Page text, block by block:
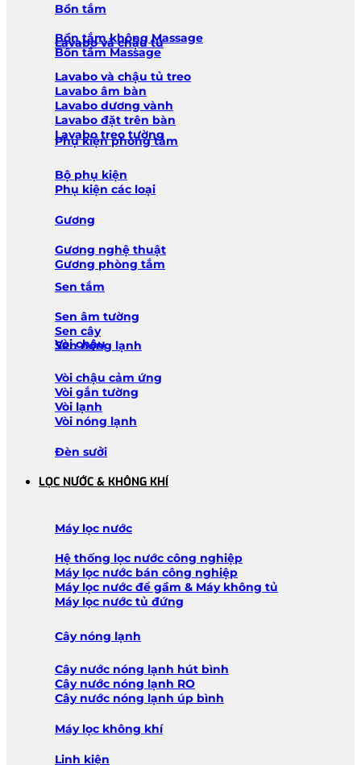
Bồn tắm
Bồn tắm không Massage
Bồn tắm Massage
Lavabo và chậu tủ
Lavabo và chậu tủ treo
Lavabo âm bàn
Lavabo dương vành
Lavabo đặt trên bàn
Lavabo treo tường
Phụ kiện phòng tắm
Bộ phụ kiện
Phụ kiện các loại
Gương
Gương nghệ thuật
Gương phòng tắm
Sen tắm
Sen âm tường
Sen cây
Sen nóng lạnh
Vòi chậu
Vòi chậu cảm ứng
Vòi gắn tường
Vòi lạnh
Vòi nóng lạnh
Đèn sưởi
LỌC NƯỚC & KHÔNG KHÍ
Máy lọc nước
Hệ thống lọc nước công nghiệp
Máy lọc nước bán công nghiệp
Máy lọc nước để gầm & Máy không tủ
Máy lọc nước tủ đứng
Cây nóng lạnh
Cây nước nóng lạnh hút bình
Cây nước nóng lạnh RO
Cây nước nóng lạnh úp bình
Máy lọc không khí
Linh kiện